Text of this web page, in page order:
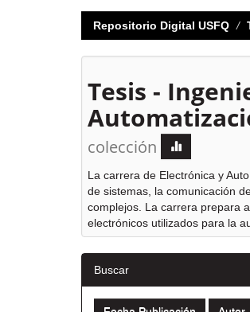
Repositorio Digital USFQ
Tesis -
colección
La carrera de Electrónica y
de sistemas, la comunicación
complejos. La carrera prepara
electrónicos utilizados para la
Buscar